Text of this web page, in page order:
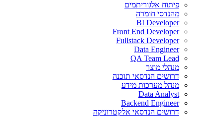
פיתוח אלגוריתמים
מהנדסי חומרה
BI Developer
Front End Developer
Fullstack Developer
Data Engineer
QA Team Lead
מנהלי מוצר
דרושים הנדסאי תוכנה
מנהל מערכות מידע
Data Analyst
Backend Engineer
דרושים הנדסאי אלקטרוניקה